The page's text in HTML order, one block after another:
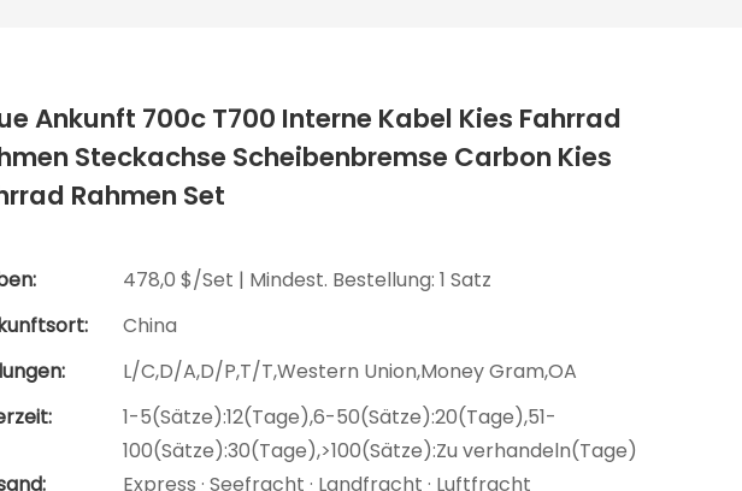
Ankunft 700c T700 Interne Kabel Kies Fahrrad
Steckachse Scheibenbremse Carbon Kies
Rahmen Set
478,0 $/Set | Mindest. Bestellung: 1 Satz
China
L/C,D/A,D/P,T/T,Western Union,Money Gram,OA
1-5(Sätze):12(Tage),6-50(Sätze):20(Tage),51-
100(Sätze):30(Tage),>100(Sätze):Zu verhandeln(Tage)
Express · Seefracht · Landfracht · Luftfracht